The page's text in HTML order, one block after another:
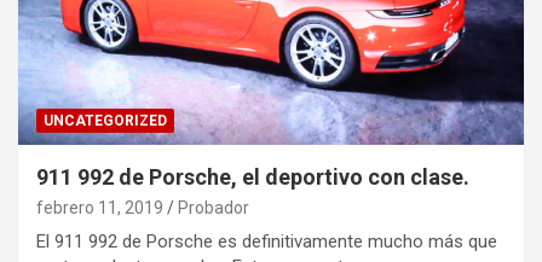
UNCATEGORIZED
911 992 de Porsche, el deportivo con clase.
febrero 11, 2019 Probador
El 911 992 de Porsche es definitivamente mucho más que